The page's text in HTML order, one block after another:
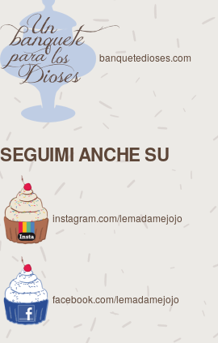
banquetedioses.com
SEGUIMI ANCHE SU
instagram.com/lemadamejojo
facebook.com/lemadamejojo